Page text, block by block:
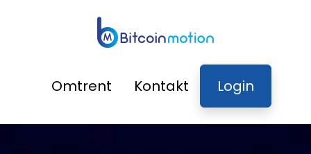
Omtrent Kontakt Login